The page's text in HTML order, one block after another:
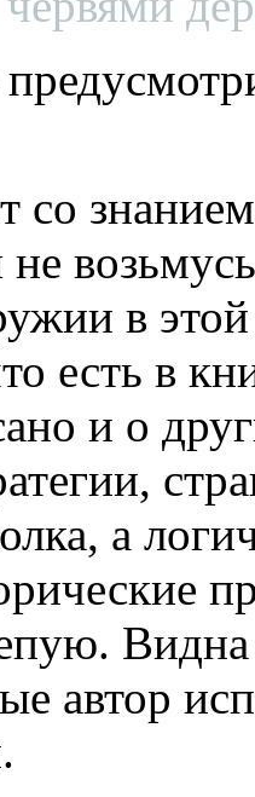
со
не
в
есть в
и о
а
автор